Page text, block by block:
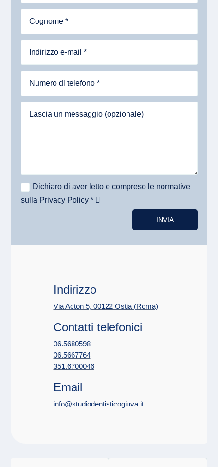
Dichiaro di aver letto e compreso le normative
sulla Privacy Policy *
INVIA
Indirizzo
Via Acton 5, 00122 Ostia (Roma)
Contatti telefonici
06.5680598
06.5667764
351.6700046
Email
info@studiodentisticogiuva.it